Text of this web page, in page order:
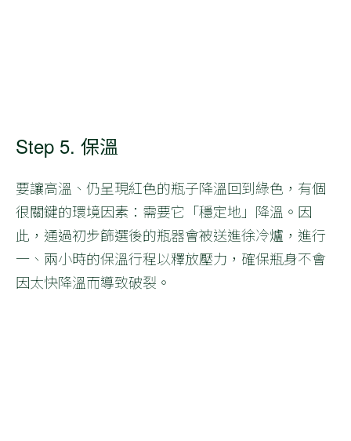
Step 5. 保溫
要讓高溫、仍呈現紅色的瓶子降溫回到綠色，有個
很關鍵的環境因素：需要它「穩定地」降溫。因
此，通過初步篩選後的瓶器會被送進徐冷爐，進行
一、兩小時的保溫行程以釋放壓力，確保瓶身不會
因太快降溫而導致破裂。